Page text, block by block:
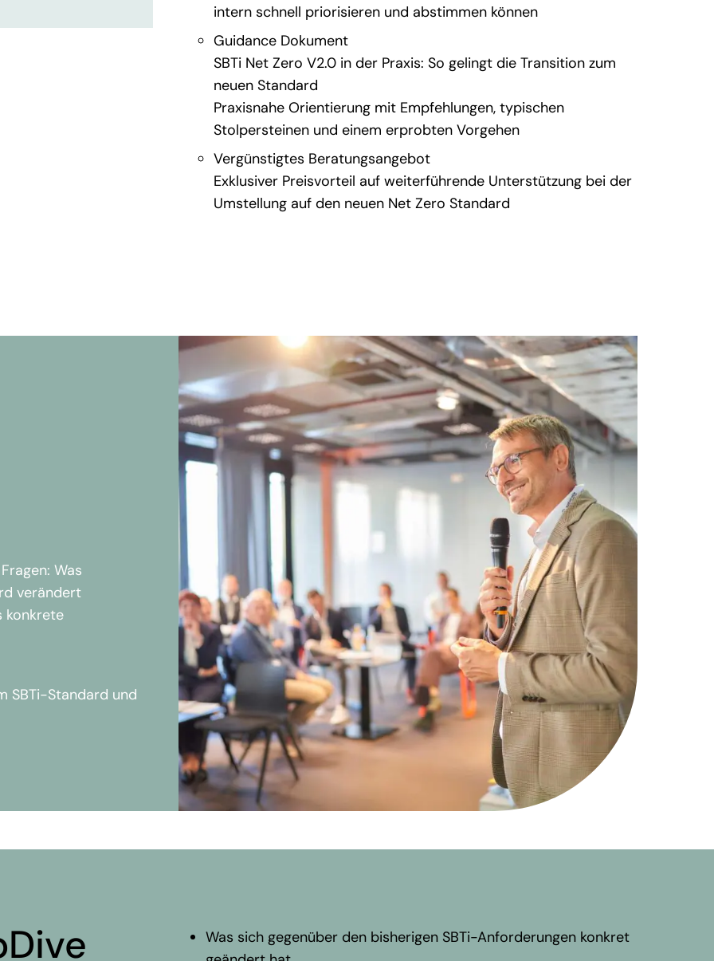
intern schnell priorisieren und abstimmen können
Guidance Dokument
SBTi Net Zero V2.0 in der Praxis: So gelingt die Transition zum
neuen Standard
Praxisnahe Orientierung mit Empfehlungen, typischen
Stolpersteinen und einem erprobten Vorgehen
Vergünstigtes Beratungsangebot
Exklusiver Preisvorteil auf weiterführende Unterstützung bei der
Umstellung auf den neuen Net Zero Standard
Was
verändert
konkrete
SBTi-Standard und
inkl. notwendiger
Scope 3
Was sich gegenüber den bisherigen SBTi-Anforderungen konkret